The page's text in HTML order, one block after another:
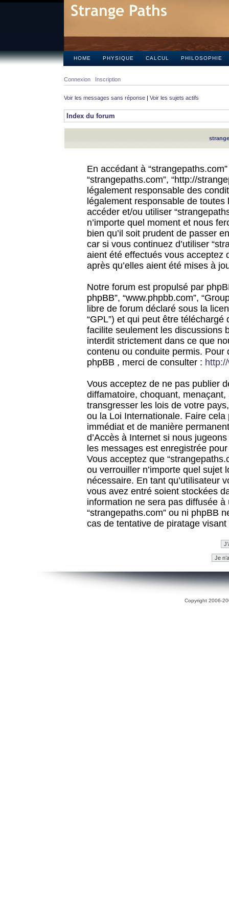
HOME PHYSIQUE CALCUL PHILOSOPHIE
Connexion Inscription
Voir les messages sans réponse | Voir les sujets actifs
Index du forum
En accédant à
“strangepaths.com”, “http://
légalement responsable des
légalement responsable de
accéder et/ou utiliser
n’importe quel moment et nous
bien qu’il soit prudent de passer
car si vous continuez d’utiliser
aient été effectués vous acceptez
après qu’elles aient été mises à
Notre forum est propulsé par
phpBB”, “www.phpbb.com”,
libre de forum déclaré sous la
“GPL”) et qui peut être téléchargé
facilite seulement les discussions
interdit strictement dans ce que
contenu ou conduite permis.
phpBB , merci de consulter :
Vous acceptez de ne pas publier
diffamatoire, choquant,
transgresser les lois de votre
ou la Loi Internationale. Faire
immédiat et de manière
d’Accès à Internet si nous
les messages est enregistrée
Vous acceptez que
ou verrouiller n’importe quel sujet
nécessaire. En tant qu’utilisateur
vous avez entré soient stockées
information ne sera pas diffusée
“strangepaths.com” ou ni phpBB
cas de tentative de piratage
Copyright 2006-